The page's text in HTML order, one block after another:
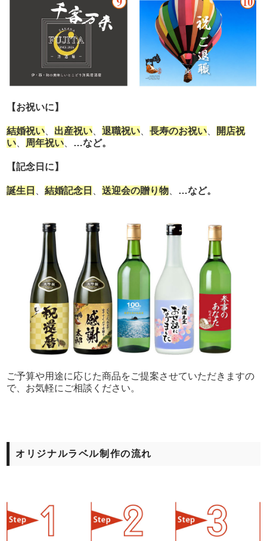
【お祝いに】
結婚祝い 出産祝い 、退職祝い 、長寿のお祝い
開店祝
い
周年祝い …など。
【記念日に】
誕生日 、結婚記念日 、送迎会の贈り物 …など。
ご予算や用途に応じた商品をご提案させていただきますの
で、お気軽にご相談ください。
オリジナルラベル制作の流れ